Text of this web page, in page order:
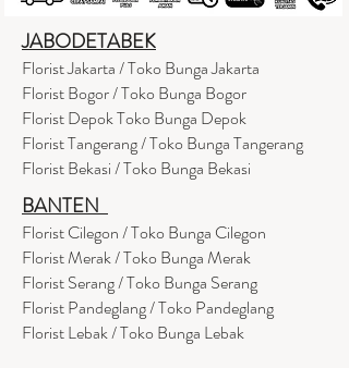
JABODETABEK
Florist Jakarta / Toko Bunga Jakarta
Florist Bogor / Toko Bunga Bogor
Florist Depok Toko Bunga Depok
Florist Tangerang / Toko Bunga Tangerang
Florist Bekasi / Toko Bunga Bekasi
BANTEN
Florist Cilegon / Toko Bunga Cilegon
Florist Merak / Toko Bunga Merak
Florist Serang / Toko Bunga Serang
Florist Pandeglang / Toko Pandeglang
Florist Lebak / Toko Bunga Lebak